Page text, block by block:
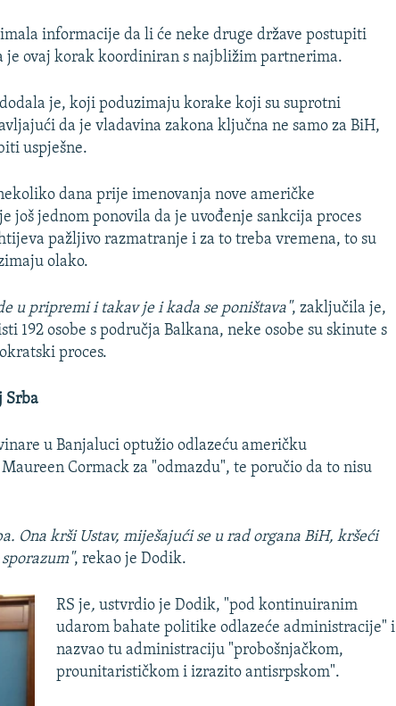
informacije da li će neke druge države postupiti
je ovaj korak koordiniran s najbližim partnerima.
je, koji poduzimaju korake koji su suprotni
da je vladavina zakona ključna ne samo za BiH,
uspješne.
dana prije imenovanja nove američke
još jednom ponovila da je uvođenje sankcija proces
pažljivo razmatranje i za to treba vremena, to su
olako.
u pripremi i takav je i kada se poništava", zaključila je,
192 osobe s područja Balkana, neke osobe su skinute s
proces.
Srba
u Banjaluci optužio odlazeću američku
Cormack za "odmazdu", te poručio da to nisu
Ona krši Ustav, miješajući se u rad organa BiH, kršeći
, rekao je Dodik.
RS je, ustvrdio je Dodik, "pod kontinuiranim
udarom bahate politike odlazeće administracije" i
nazvao tu administraciju "probošnjačkom,
prounitarističkom i izrazito antisrpskom".